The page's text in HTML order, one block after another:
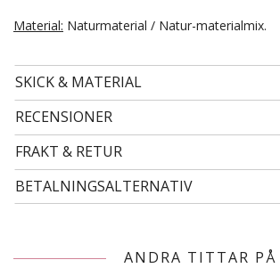
Material: Naturmaterial / Natur-materialmix.
SKICK & MATERIAL
RECENSIONER
FRAKT & RETUR
BETALNINGSALTERNATIV
ANDRA TITTAR PÅ